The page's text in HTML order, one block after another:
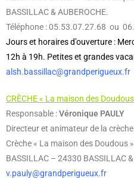
BASSILLAC & AUBEROCHE.
Téléphone : 05.53.07.27.68 ou
Jours et horaires d’ouverture :
12h à 19h. Petites et grandes
alsh.bassillac@grandperigueux.fr
CRÈCHE « La maison des
Responsable :Véronique PAULY
Directeur et animateur de la
Crèche « La maison des Doudous
BASSILLAC – 24330 BASSILLAC &
v.pauly@grandperigueux.fr